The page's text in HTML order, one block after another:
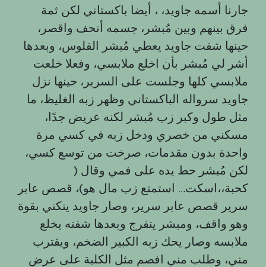
جارنا أسمه جاويد، ، أيضا باكستاني لكن ثمة
فرق بينهم وبين مُبشر، جسمه أنحف واقصر،
حينها شفت جاويد يعطي مُبشر الفلوس، وبعدها
أشر لي مُبشر بأن اخلع ملابسي، وفعلا خلعت
ملابسي كلها وجلست على السرير، حينها نزل
جاويد سرواله الباكستاني وظهر زبه الغليظ، ما
مثل طول وكبر زب مُبشر لكنه عريض جدًا،
مسكني من خصري ودخل زبه في كسي مرة
واحدة بدون مقدمات، صرخت من توسع كسي،
لكن مُبشر حط يده على فمي وقال (
كحبة،،اسكت… استمتع زب مال هو)، قصص عابر
سرير قصص عابر سرير، وصار جاويد ينكني بقوة
وهو واقف، ومبشر يتفرج وبعدها شفته يخلع
ملابسه وصار يحك زبه الكبير الضخم، ويقترب
مني، وطلب مني افصم مثل الكلبة على عرض